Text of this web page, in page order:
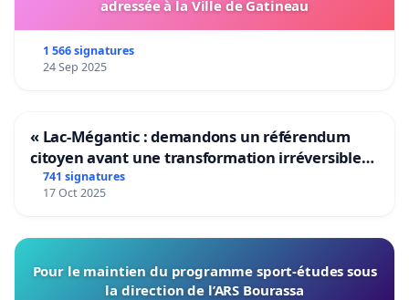
adressée à la Ville de Gatineau
1 566 signatures
24 Sep 2025
« Lac-Mégantic : demandons un référendum
citoyen avant une transformation irréversible
de notre territoire »
741 signatures
17 Oct 2025
Pour le maintien du programme sport-études sous
la direction de l’ARS Bourassa